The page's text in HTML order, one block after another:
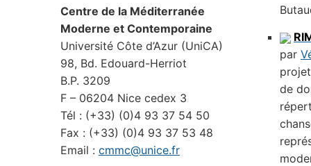
Centre de la Méditerranée
Moderne et Contemporaine
Université Côte d’Azur (UniCA)
98, Bd. Edouard-Herriot
B.P. 3209
F – 06204 Nice cedex 3
Tél : (+33) (0)4 93 37 54 50
Fax : (+33) (0)4 93 37 53 48
Email : cmmc@unice.fr
par
de